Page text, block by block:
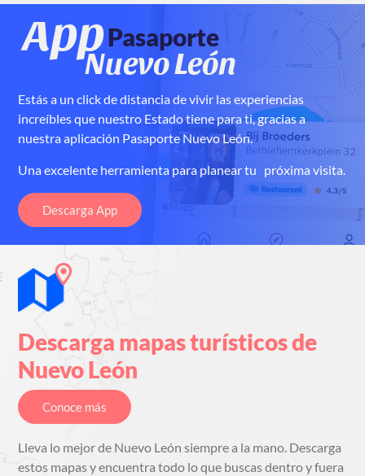
AppPasaporte
Nuevo León
Estás a un click de distancia de vivir las experiencias
increíbles que nuestro Estadotiene para ti, gracias a
nuestraaplicación Pasaporte Nuevo León.
Una excelente herramienta para planear tu próxima visita.
Descarga App
Descarga mapas turísticosde
Nuevo León
Conoce más
Lleva lo mejor de Nuevo León siemprea la mano. Descarga
estos mapas yencuentra todo lo que buscas dentroy fuera